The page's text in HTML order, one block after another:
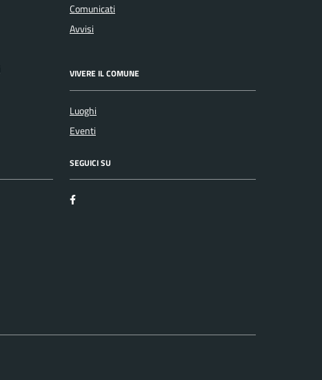
Comunicati
Avvisi
VIVERE IL COMUNE
Luoghi
Eventi
SEGUICI SU
Facebook